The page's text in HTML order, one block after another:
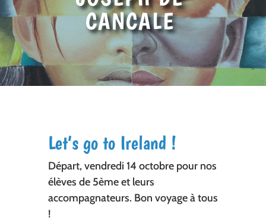
CANCALE
Let’s go to Ireland !
Départ, vendredi 14 octobre pour nos
élèves de 5ème et leurs
accompagnateurs. Bon voyage à tous
!